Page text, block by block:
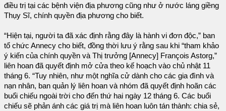
điều trị tại các bệnh viện địa phương cũng như ở nước láng giềng
Thụy Sĩ, chính quyền địa phương cho biết.
“Hiện tại, người ta đã xác định rằng đây là hành vi đơn độc,” ban
tổ chức Annecy cho biết, đồng thời lưu ý rằng sau khi “tham khảo
ý kiến ​​của chính quyền và Thị trưởng [Annecy] François Astorg,”
liên hoan đã quyết định mở cửa theo kế hoạch vào chủ nhật 11
tháng 6. “Tuy nhiên, như một nghĩa cử dành cho các gia đình và
nạn nhân, ban quản lý liên hoan và nhóm đã quyết định hoãn các
buổi chiếu ngoài trời cho đến thứ hai ngày 12 tháng 6. Các buổi
chiếu sẽ phản ánh các giá trị mà liên hoan luôn tán thành: chia sẻ,